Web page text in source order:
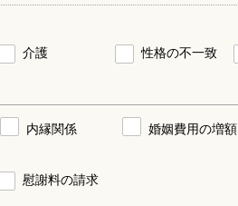
介護 性格の不一致
内縁関係
婚姻費用の増額
慰謝料の請求